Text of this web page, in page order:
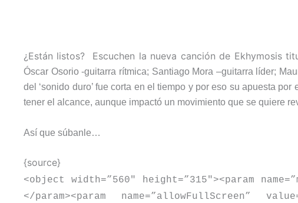
¿Están listos? Escuchen la nueva canción de Ekhymosis
Óscar Osorio -guitarra rítmica; Santiago Mora –guitarra líder;
del ‘sonido duro’ fue corta en el tiempo y por eso su apuesta
tener el alcance, aunque impactó un movimiento que se quiere
Así que súbanle…
{source}
<object width=”560″ height=”315″><param
</param><param name=”allowFullScreen”